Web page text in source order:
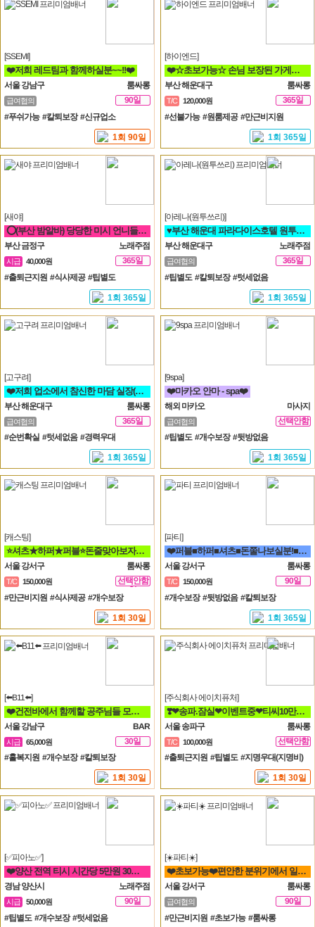
[SSEMI]
❤️저희 레드팀과 함께하실분~~!!❤️
서울 강남구 룸싸롱
급여협의
90일
#푸쉬가능 #칼퇴보장 #신규업소
1회 90일
[하이엔드]
❤️☆초보가능☆ 손님 보장된 가게에서 돈 버시는데만 집중하세요!!❤️
부산 해운대구 룸싸롱
T/C 120,000원
365일
#선불가능 #원룸제공 #만근비지원
1회 365일
[새야]
⭕(부산 밤알바) 당당한 미시 언니들 구함⭕ 노래방알바 도우미
부산 금정구 노래주점
시급 40,000원
365일
#출퇴근지원 #식사제공 #팁별도
1회 365일
[아레나(원투쓰리)]
♥️부산 해운대 파라다이스호텔 원투쓰리 클럽 영업진 구합니다♥️
부산 해운대구 노래주점
급여협의
365일
#팁별도 #칼퇴보장 #텃세없음
1회 365일
[고구려]
❤️저희 업소에서 참신한 마담 실장(멤버) 영업진 구좌 사장님들을 모십니다❤️
부산 해운대구 룸싸롱
급여협의
365일
#순번확실 #텃세없음 #경력우대
1회 365일
[9spa]
❤️마카오 안마 - spa❤️
해외 마카오 마사지
급여협의
선택안함
일
#팁별도 #개수보장 #뒷방없음
1회 365일
[캐스팅]
⭐셔츠★하퍼★퍼블⭐돈줄맞아보자★갯수보장★술강요NO★출퇴근자유⭐
서울 강서구 룸싸롱
T/C 150,000원
선택안함
일
#만근비지원 #식사제공 #개수보장
1회 30일
[파티]
❤️퍼블■하퍼■셔츠■돈쭐나보실분!■술강요X■출퇴근맘대로■갯수보장❤️
서울 강서구 룸싸롱
T/C 150,000원
90일
#개수보장 #뒷방없음 #칼퇴보장
1회 365일
[⬅️B11⬅️]
❤️건전바에서 함께할 공주님들 모집합니다❤️
서울 강남구 BAR
시급 65,000원
30일
#홀복지원 #개수보장 #칼퇴보장
1회 30일
[주식회사 에이치퓨처]
❣️❤송파.잠실❤이벤트중❤티씨10만❤평균10개❤❣️
서울 송파구 룸싸롱
T/C 100,000원
선택안함
일
#출퇴근지원 #팁별도 #지명우대(지명비)
1회 30일
[✅피아노✅]
❤️양산 전역 티시 시간당 5만원 30세 ~ 50세❤️
경남 양산시 노래주점
시급 50,000원
90일
#팁별도 #개수보장 #텃세없음
[☀️파티☀️]
❤️초보가능❤️편안한 분위기에서 일하실분❤️
서울 강서구 룸싸롱
급여협의
90일
#만근비지원 #초보가능 #룸싸롱